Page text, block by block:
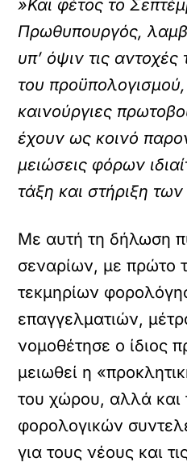
»Και φέτος το
Πρωθυπουργός,
υπ’ όψιν τις αντοχές
του
καινούργιες
έχουν ως κοινό
μειώσεις φόρων
τάξη και στήριξη
Με αυτή τη δήλωση
σεναρίων, με πρώτο
τεκμηρίων
επαγγελματιών,
νομοθέτησε ο ίδιος
μειωθεί η
του χώρου, αλλά και
φορολογικών
για τους νέους και